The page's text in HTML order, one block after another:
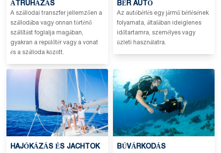
ÁTRUHÁZÁS
A szállodai transzfer jellemzően a
szállodába vagy onnan történő
szállítást foglalja magában,
gyakran a repülőtér vagy a vonat
és a szálloda között.
BÉR AUTÓ
Az autóbérlés egy jármű bérlésének
folyamata, általában ideiglenes
időtartamra, személyes vagy
üzleti használatra.
HAJÓKÁZÁS ÉS JACHTOK BÚVÁRKODÁS